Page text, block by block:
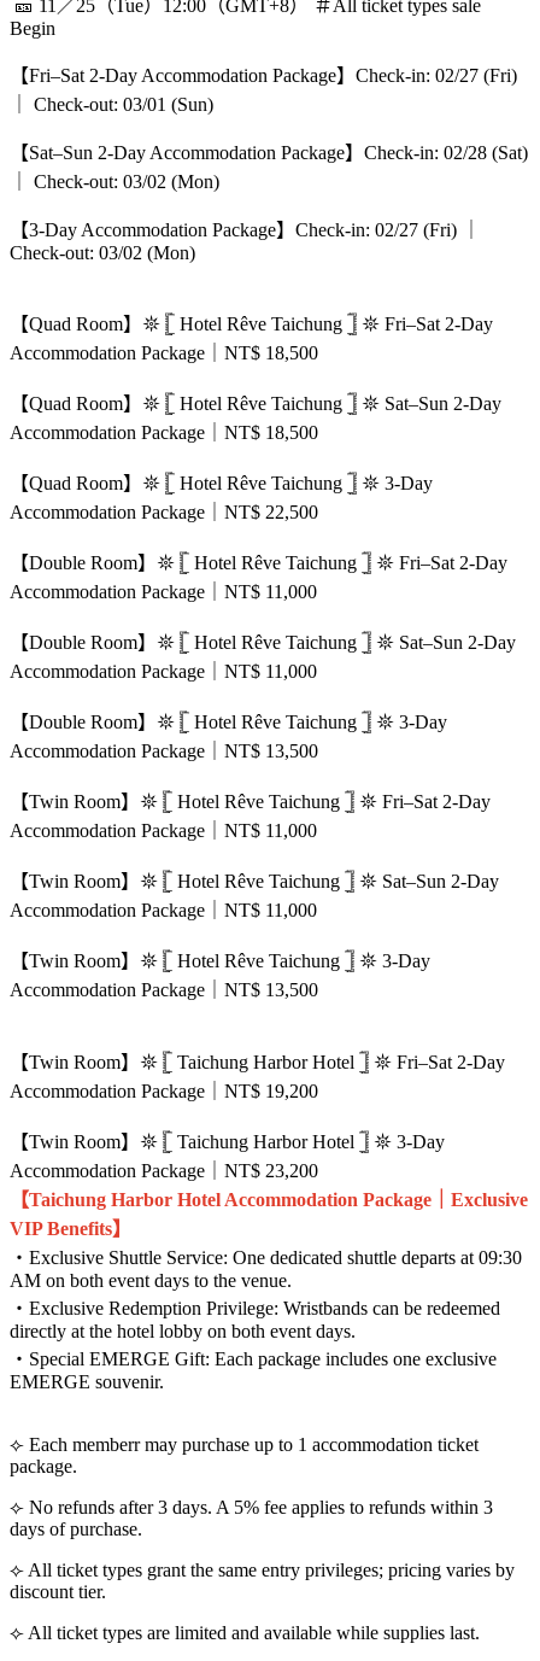
🎫 11／25（Tue）12:00（GMT+8） ＃All ticket types sale
Begin
【Fri–Sat 2-Day Accommodation Package】Check-in: 02/27 (Fri)
｜ Check-out: 03/01 (Sun)
【Sat–Sun 2-Day Accommodation Package】Check-in: 02/28 (Sat)
｜ Check-out: 03/02 (Mon)
【3-Day Accommodation Package】Check-in: 02/27 (Fri) ｜
Check-out: 03/02 (Mon)
【Quad Room】𖤓 𓊈 Hotel Rêve Taichung 𓊉 𖤓 Fri–Sat 2-Day
Accommodation Package｜NT$ 18,500
【Quad Room】𖤓 𓊈 Hotel Rêve Taichung 𓊉 𖤓 Sat–Sun 2-Day
Accommodation Package｜NT$ 18,500
【Quad Room】𖤓 𓊈 Hotel Rêve Taichung 𓊉 𖤓 3-Day
Accommodation Package｜NT$ 22,500
【Double Room】𖤓 𓊈 Hotel Rêve Taichung 𓊉 𖤓 Fri–Sat 2-Day
Accommodation Package｜NT$ 11,000
【Double Room】𖤓 𓊈 Hotel Rêve Taichung 𓊉 𖤓 Sat–Sun 2-Day
Accommodation Package｜NT$ 11,000
【Double Room】𖤓 𓊈 Hotel Rêve Taichung 𓊉 𖤓 3-Day
Accommodation Package｜NT$ 13,500
【Twin Room】𖤓 𓊈 Hotel Rêve Taichung 𓊉 𖤓 Fri–Sat 2-Day
Accommodation Package｜NT$ 11,000
【Twin Room】𖤓 𓊈 Hotel Rêve Taichung 𓊉 𖤓 Sat–Sun 2-Day
Accommodation Package｜NT$ 11,000
【Twin Room】𖤓 𓊈 Hotel Rêve Taichung 𓊉 𖤓 3-Day
Accommodation Package｜NT$ 13,500
【Twin Room】𖤓 𓊈 Taichung Harbor Hotel 𓊉 𖤓 Fri–Sat 2-Day
Accommodation Package｜NT$ 19,200
【Twin Room】𖤓 𓊈 Taichung Harbor Hotel 𓊉 𖤓 3-Day
Accommodation Package｜NT$ 23,200
【Taichung Harbor Hotel Accommodation Package｜Exclusive
VIP Benefits】
・Exclusive Shuttle Service: One dedicated shuttle departs at 09:30
AM on both event days to the venue.
・Exclusive Redemption Privilege: Wristbands can be redeemed
directly at the hotel lobby on both event days.
・Special EMERGE Gift: Each package includes one exclusive
EMERGE souvenir.
⟣ Each memberr may purchase up to 1 accommodation ticket
package.
⟣ No refunds after 3 days. A 5% fee applies to refunds within 3
days of purchase.
⟣ All ticket types grant the same entry privileges; pricing varies by
discount tier.
⟣ All ticket types are limited and available while supplies last.